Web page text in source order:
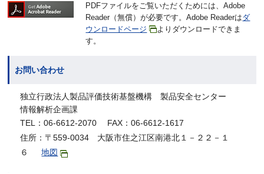
PDFファイルをご覧いただくためには、Adobe
Reader（無償）が必要です。Adobe Readerはダ
ウンロードページ
よりダウンロードできま
す。
お問い合わせ
独立行政法人製品評価技術基盤機構 製品安全センター
情報解析企画課
TEL：06-6612-2070 FAX：06-6612-1617
住所：〒559-0034 大阪市住之江区南港北１－２２－１
６
地図